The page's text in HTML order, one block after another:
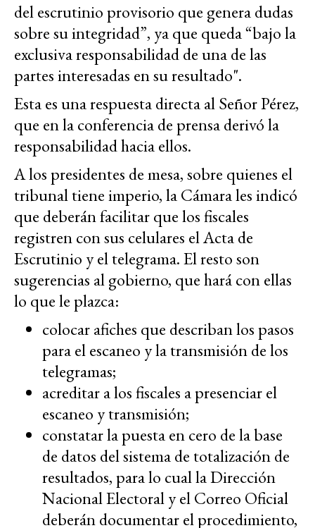
del escrutinio provisorio que genera dudas
sobre su integridad”, ya que queda “bajo la
exclusiva responsabilidad de una de las
partes interesadas en su resultado".
Esta es una respuesta directa al Señor Pérez,
que en la conferencia de prensa derivó la
responsabilidad hacia ellos.
A los presidentes de mesa, sobre quienes el
tribunal tiene imperio, la Cámara les indicó
que deberán facilitar que los fiscales
registren con sus celulares el Acta de
Escrutinio y el telegrama. El resto son
sugerencias al gobierno, que hará con ellas
lo que le plazca:
colocar afiches que describan los pasos
para el escaneo y la transmisión de los
telegramas;
acreditar a los fiscales a presenciar el
escaneo y transmisión;
constatar la puesta en cero de la base
de datos del sistema de totalización de
resultados, para lo cual la Dirección
Nacional Electoral y el Correo Oficial
deberán documentar el procedimiento,